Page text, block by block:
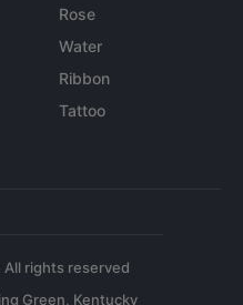
Rose
Water
Ribbon
Tattoo
rights reserved